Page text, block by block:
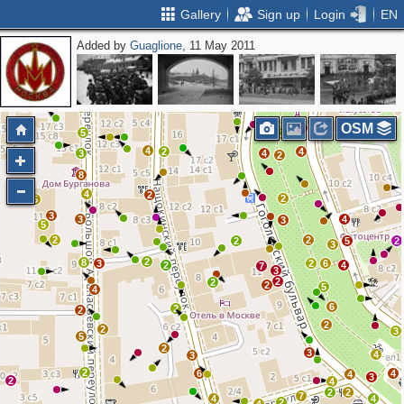
Gallery Sign up Login EN
Added byGuaglione, 11 May 2011
4
6
3
2
2
2
2
5
3
4
2
8
2
5
2
5
3
8
5
3
4
3
2
2
4
2
4
3
2
7
2
4
5 3
4
2
3
2
5
9
6
2 7
4
2
2
4
5
6
3 5
2
2
4
2
2
4
3
7
2
2
2
2
2
3
2
6
2
3
7 2
4
2
4 3
3
4
4
4
OSM